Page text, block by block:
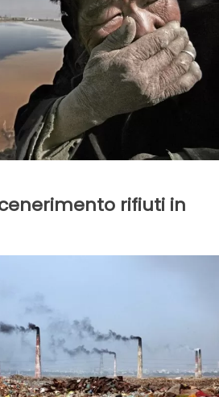
rifiuti in